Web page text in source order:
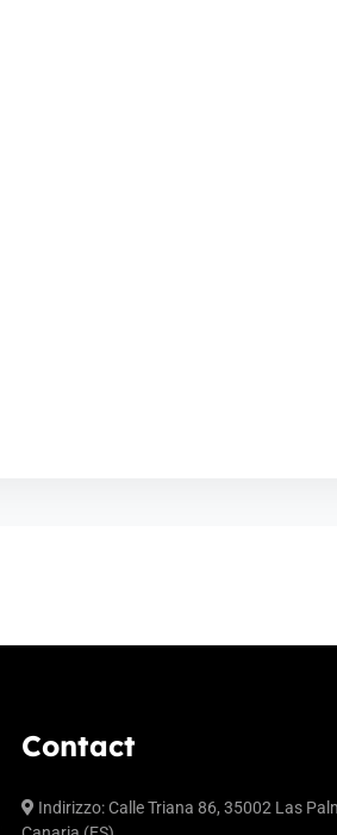
Contact
Indirizzo: Calle Triana 86, 35002 Las